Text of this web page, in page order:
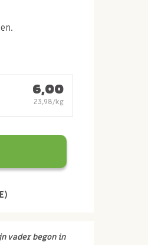
6,00
23,98/kg
vader begon in